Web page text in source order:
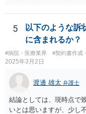
絡がきますよね？ 通常は
5
以下のような訴
に含まれるか？
#病院・医療業界 #契約書作成
2025年3月2日
渡邊 雄太 弁護士
結論としては、現時点で
いとは思いますが、少し